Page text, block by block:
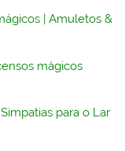
|Amuletos &
mágicos
Simpatias para o Lar